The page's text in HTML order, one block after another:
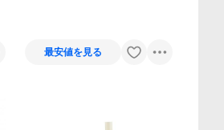
最安値を見る